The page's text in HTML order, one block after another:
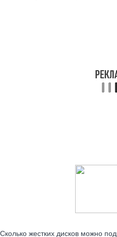
Сколько жестких дисков можно